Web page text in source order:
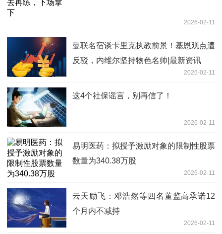
2026-02-11
曼联名宿谈卡里克执教前景！基恩观点遭
反驳，内维尔坚持物色名帅|最新资讯
2026-02-11
这4个社保谣言，别再信了！
2026-02-11
易明医药：拟授予激励对象的限制性股票
数量为340.38万股
2026-02-11
云天励飞：邓浩然等四名董监高承诺12
个月内不减持
2026-02-11